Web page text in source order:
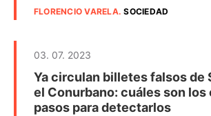
FLORENCIO VARELA.SOCIEDAD
03. 07. 2023
Ya circulan billetes falsos de
el Conurbano: cuáles son los
pasos para detectarlos